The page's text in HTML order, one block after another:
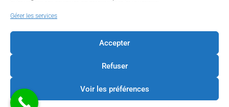
Gérer les services
Accepter
Refuser
Voir les préférences
LES BÂTISSEURS DE LIÈGE